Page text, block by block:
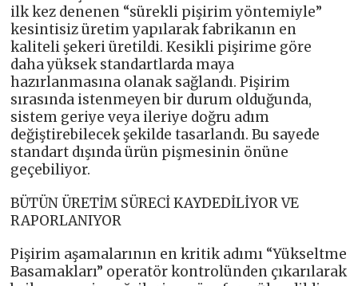
ilk kez denenen “sürekli pişirim yöntemiyle”
kesintisiz üretim yapılarak fabrikanın en
kaliteli şekeri üretildi. Kesikli pişirime göre
daha yüksek standartlarda maya
hazırlanmasına olanak sağlandı. Pişirim
sırasında istenmeyen bir durum olduğunda,
sistem geriye veya ileriye doğru adım
değiştirebilecek şekilde tasarlandı. Bu sayede
standart dışında ürün pişmesinin önüne
geçebiliyor.
BÜTÜN ÜRETİM SÜRECİ KAYDEDİLİYOR VE
RAPORLANIYOR
Pişirim aşamalarının en kritik adımı “Yükseltme
Basamakları” operatör kontrolünden çıkarılarak